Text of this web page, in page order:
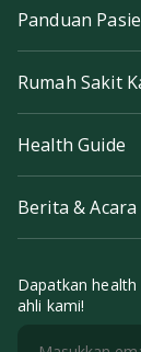
Panduan
Rumah Sakit
Health Guide
Berita & Acara
Dapatkan
ahli kami!